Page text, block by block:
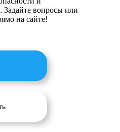
вопросы или
на сайте!